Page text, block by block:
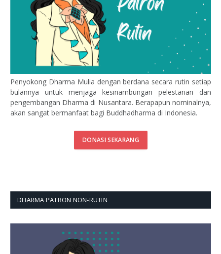
Penyokong Dharma Mulia dengan berdana secara rutin setiap
bulannya untuk menjaga kesinambungan pelestarian dan
pengembangan Dharma di Nusantara. Berapapun nominalnya,
akan sangat bermanfaat bagi Buddhadharma di Indonesia.
DONASI SEKARANG
DHARMA PATRON NON-RUTIN